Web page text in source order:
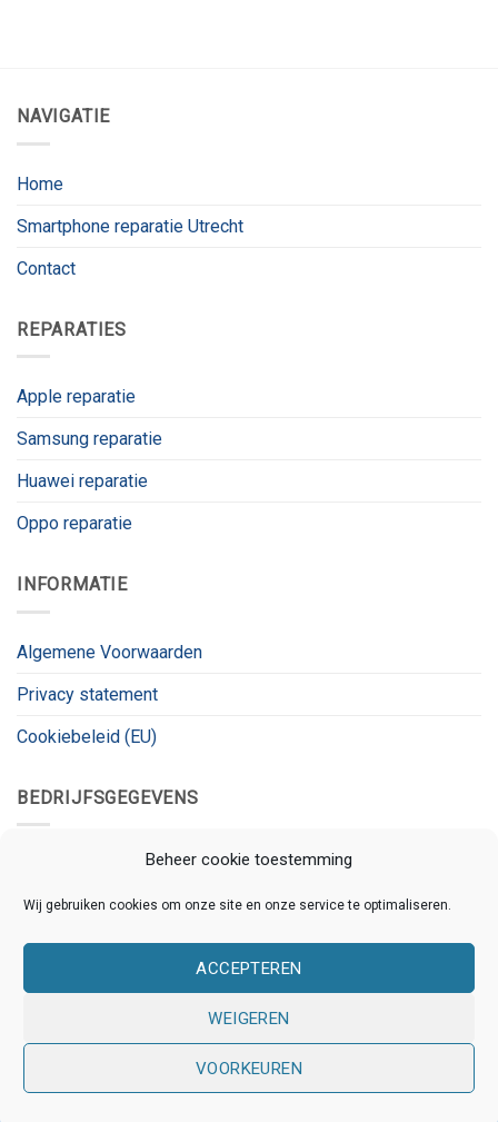
Beheer cookie toestemming
Wij gebruiken cookies om onze site en onze service te optimaliseren.
ACCEPTEREN
WEIGEREN
VOORKEUREN
NAVIGATIE
Home
Smartphone reparatie Utrecht
Contact
REPARATIES
Apple reparatie
Samsung reparatie
Huawei reparatie
Oppo reparatie
INFORMATIE
Algemene Voorwaarden
Privacy statement
Cookiebeleid (EU)
BEDRIJFSGEGEVENS
3531 CL, Utrecht
BTW:BTW_ID
Copyright 2026 © Kanaalnet | Ontwikkeld door
Assistants